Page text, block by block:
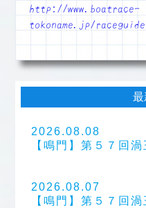
http://www.boatrace-
tokoname.jp/
最
2026.08.08
【鳴門】第５７回
2026.08.07
【鳴門】第５７回